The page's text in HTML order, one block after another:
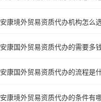
安康境外贸易资质代办机构怎么选
安康国外贸易资质代办的需要多钱
安康国外贸易资质代办的流程是
安康境外贸易资质代办的条件有